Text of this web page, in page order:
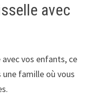
avec
vos enfants, ce
famille où vous